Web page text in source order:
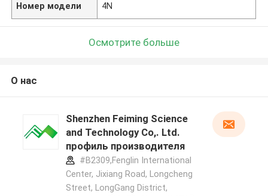
Номер модели 4N
Осмотрите больше
О нас
Shenzhen Feiming Science
and Technology Co,. Ltd.
профиль производителя
#B2309,Fenglin International
Center, Jixiang Road, Longcheng
Street, LongGang District,